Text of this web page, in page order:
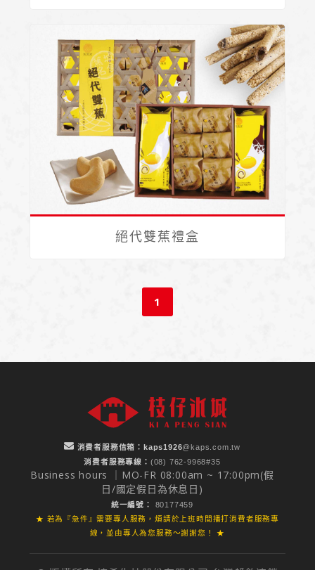
絕代雙蕉禮盒
1
消費者服務信箱： kaps1926@kaps.com.tw
消費者服務專線： (08) 762-9968#35
Business hours ｜MO-FR 08:00am ~ 17:00pm(假
日/國定假日為休息日)
統一編號：
80177459
★ 若為『急件』需要專人服務，煩請於上班時間播打消費者服務專
線，並由專人為您服務～謝謝您！ ★